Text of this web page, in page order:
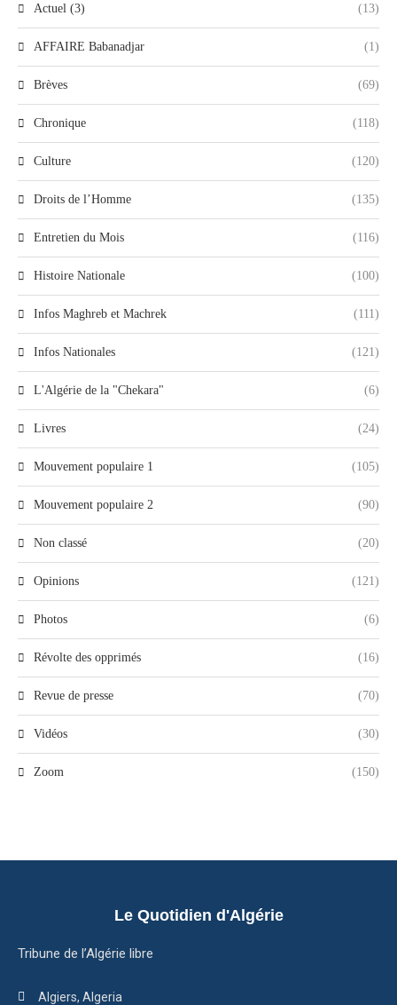
Actuel (3) (13)
AFFAIRE Babanadjar (1)
Brèves (69)
Chronique (118)
Culture (120)
Droits de l’Homme (135)
Entretien du Mois (116)
Histoire Nationale (100)
Infos Maghreb et Machrek (111)
Infos Nationales (121)
L'Algérie de la "Chekara" (6)
Livres (24)
Mouvement populaire 1 (105)
Mouvement populaire 2 (90)
Non classé (20)
Opinions (121)
Photos (6)
Révolte des opprimés (16)
Revue de presse (70)
Vidéos (30)
Zoom (150)
Le Quotidien d'Algérie
Tribune de l’Algérie libre
Algiers, Algeria